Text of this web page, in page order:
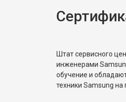
Штат сервисного
инженерами
обучение и
техники Samsung